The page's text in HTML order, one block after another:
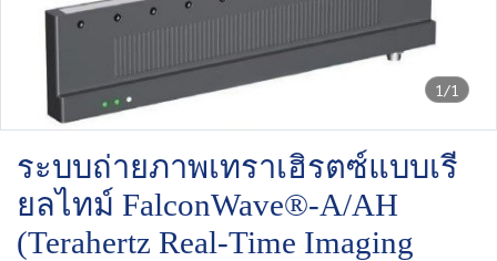
1/1
ระบบถ่ายภาพเทราเฮิรตซ์แบบเรี
ยลไทม์ FalconWave®-A/AH
(Terahertz Real-Time Imaging